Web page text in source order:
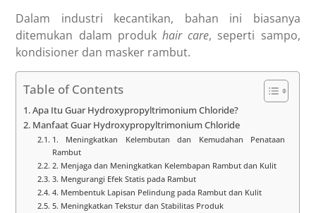
Dalam industri kecantikan, bahan ini biasanya
ditemukan dalam produkhair care, seperti sampo,
kondisioner dan masker rambut.
Table of Contents
Apa Itu Guar Hydroxypropyltrimonium Chloride?
Manfaat Guar Hydroxypropyltrimonium Chloride
1. Meningkatkan Kelembutan dan Kemudahan Penataan
Rambut
2. Menjaga dan Meningkatkan Kelembapan Rambut dan Kulit
3. Mengurangi Efek Statis pada Rambut
4. Membentuk Lapisan Pelindung pada Rambut dan Kulit
5. Meningkatkan Tekstur dan Stabilitas Produk